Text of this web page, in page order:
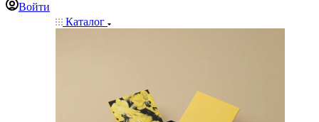
Войти
Каталог